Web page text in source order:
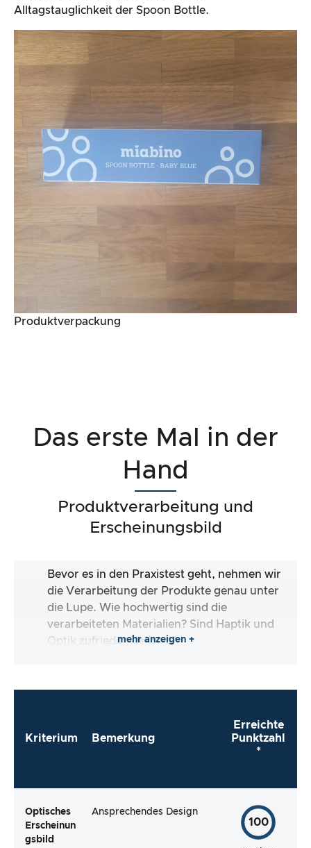
Alltagstauglichkeit der Spoon Bottle.
Produktverpackung
Das erste Mal in der
Hand
Produktverarbeitung und
Erscheinungsbild
Bevor es in den Praxistest geht, nehmen wir
die Verarbeitung der Produkte genau unter
die Lupe. Wie hochwertig sind die
verarbeiteten Materialien? Sind Haptik und
Optik zufriedenstellend?
mehr anzeigen +
Kriterium Bemerkung
Erreichte
Punktzahl
*
Optisches
Erscheinun
gsbild
Ansprechendes Design
100